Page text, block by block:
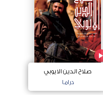
صلاح الدين الايوبي
دراما